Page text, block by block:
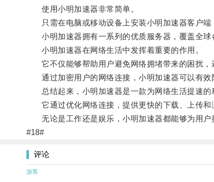
使用小明加速器非常简单。
只需在电脑或移动设备上安装小明加速器客户端
小明加速器拥有一系列的优质服务器，覆盖全球
小明加速器在网络生活中发挥着重要的作用。
它不仅能够帮助用户避免网络拥堵带来的困扰，
通过加密用户的网络连接，小明加速器可以有效
总结起来，小明加速器是一款为网络生活提速的
它通过优化网络连接，提供更快的下载、上传和
无论是工作还是娱乐，小明加速器都能够为用户
#18#
评论
游客